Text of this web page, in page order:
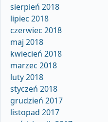
sierpień 2018
lipiec 2018
czerwiec 2018
maj 2018
kwiecień 2018
marzec 2018
luty 2018
styczeń 2018
grudzień 2017
listopad 2017